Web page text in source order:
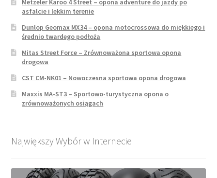
Metzeler Karoo 4 Street – opona adventure do jazdy po
asfalcie i lekkim terenie
Dunlop Geomax MX34 – opona motocrossowa do miękkiego i
średnio twardego podłoża
Mitas Street Force – Zrównoważona sportowa opona
drogowa
CST CM-NK01 – Nowoczesna sportowa opona drogowa
Maxxis MA-ST3 – Sportowo-turystyczna opona o
zrównoważonych osiągach
Największy Wybór w Internecie